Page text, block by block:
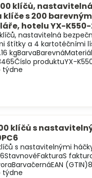
klíčů,
klíče s 200
hotelu YX-
nastavitelná
štítky a 4 kartotéčními
produktuYX-
týdne
klíčů s
s nastavitelnými
týdne